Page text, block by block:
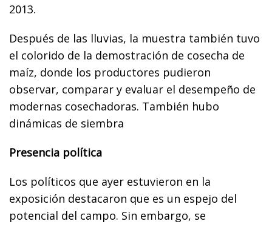
2013.
Después de las lluvias, la muestra también tuvo
el colorido de la demostración de cosecha de
maíz, donde los productores pudieron
observar, comparar y evaluar el desempeño de
modernas cosechadoras. También hubo
dinámicas de siembra
Presencia política
Los políticos que ayer estuvieron en la
exposición destacaron que es un espejo del
potencial del campo. Sin embargo, se